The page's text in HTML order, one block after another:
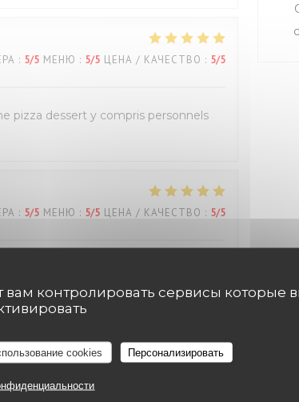
вам контролировать сервисы которые
cookies Персонализировать
: 5/5 МЕНЮ : 5/5 ЦЕНА / КАЧЕСТВО : 5/5
pizza dessert y compris personnels
: 5/5 МЕНЮ : 5/5 ЦЕНА / КАЧЕСТВО : 5/5
: 5/5 МЕНЮ: 4/5 ЦЕНА / КАЧЕСТВО: 3/5